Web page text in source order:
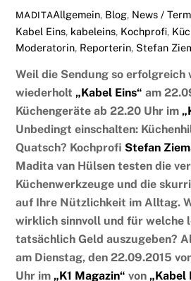
MADITAAllgemein, Blog, News /
Kabel Eins, kabeleins, Kochprofi,
Moderatorin, Reporterin, Stefan
Weil die Sendung so erfolgreich
wiederholt„Kabel Eins“ am
Küchengeräte ab 22.20 Uhr im
Unbedingt einschalten:
Quatsch? Kochprofi Stefan
Madita van Hülsen testen die
Küchenwerkzeuge und die
auf Ihre Nützlichkeit im Alltag.
wirklich sinnvoll und für welche
tatsächlich Geld auszugeben?
am Dienstag, den 22.09.2015
Uhr im„K1 Magazin“von„Kabel